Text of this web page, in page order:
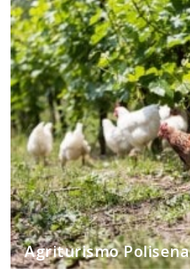
Agriturismo Polisena